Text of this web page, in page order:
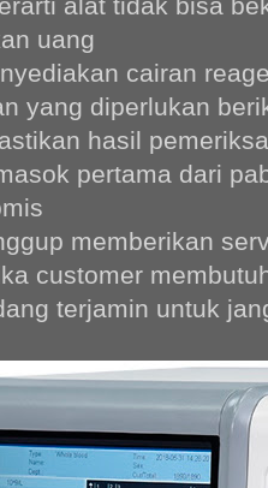
uang
cairan
yang diperlukan
hasil
pertama dari
memberikan
customer
terjamin untuk